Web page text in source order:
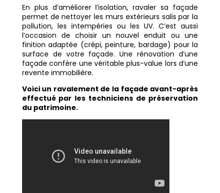
En plus d’améliorer l’isolation, ravaler sa façade
permet de nettoyer les murs extérieurs salis par la
pollution, les intempéries ou les UV. C’est aussi
l’occasion de choisir un nouvel enduit ou une
finition adaptée (crépi, peinture, bardage) pour la
surface de votre façade. Une rénovation d’une
façade confère une véritable plus-value lors d’une
revente immobilière.
Voici un ravalement de la façade avant-après
effectué par les techniciens de préservation
du patrimoine.